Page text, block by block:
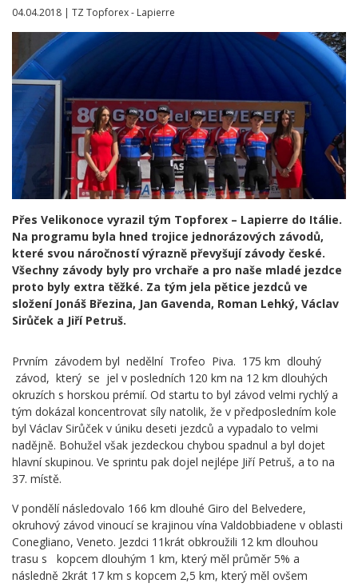
04.04.2018 | TZ Topforex - Lapierre
Přes Velikonoce vyrazil tým Topforex – Lapierre do Itálie.
Na programu byla hned trojice jednorázových závodů,
které svou náročností výrazně převyšují závody české.
Všechny závody byly pro vrchaře a pro naše mladé jezdce
proto byly extra těžké. Za tým jela pětice jezdců ve
složení Jonáš Březina, Jan Gavenda, Roman Lehký, Václav
Sirůček a Jiří Petruš.
Prvním závodem byl nedělní Trofeo Piva. 175 km dlouhý
závod, který se jel v posledních 120 km na 12 km dlouhých
okruzích s horskou prémií. Od startu to byl závod velmi rychlý a
tým dokázal koncentrovat síly natolik, že v předposledním kole
byl Václav Sirůček v úniku deseti jezdců a vypadalo to velmi
nadějně. Bohužel však jezdeckou chybou spadnul a byl dojet
hlavní skupinou. Ve sprintu pak dojel nejlépe Jiří Petruš, a to na
37. místě.
V pondělí následovalo 166 km dlouhé Giro del Belvedere,
okruhový závod vinoucí se krajinou vína Valdobbiadene v oblasti
Conegliano, Veneto. Jezdci 11krát obkroužili 12 km dlouhou
trasu s kopcem dlouhým 1 km, který měl průměr 5% a
následně 2krát 17 km s kopcem 2,5 km, který měl ovšem